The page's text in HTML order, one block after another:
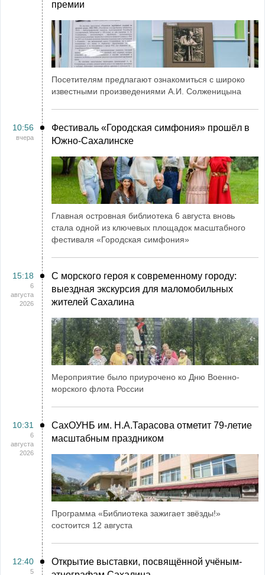
премии
Посетителям предлагают ознакомиться с широко
известными произведениями А.И. Солженицына
10:56
вчера
Фестиваль «Городская симфония» прошёл в
Южно-Сахалинске
Главная островная библиотека 6 августа вновь
стала одной из ключевых площадок масштабного
фестиваля «Городская симфония»
15:18
6
августа
2026
С морского героя к современному городу:
выездная экскурсия для маломобильных
жителей Сахалина
Мероприятие было приурочено ко Дню Военно-
морского флота России
10:31
6
августа
2026
СахОУНБ им. Н.А.Тарасова отметит 79-летие
масштабным праздником
Программа «Библиотека зажигает звёзды!»
состоится 12 августа
12:40
5
Открытие выставки, посвящённой учёным-